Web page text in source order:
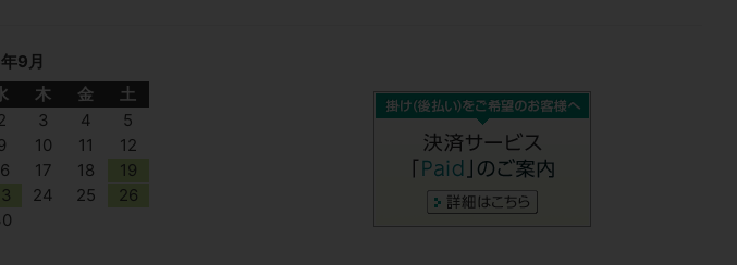
9月
木 金
土
3 4
5
10 11
12
17 18
19
24 25
26